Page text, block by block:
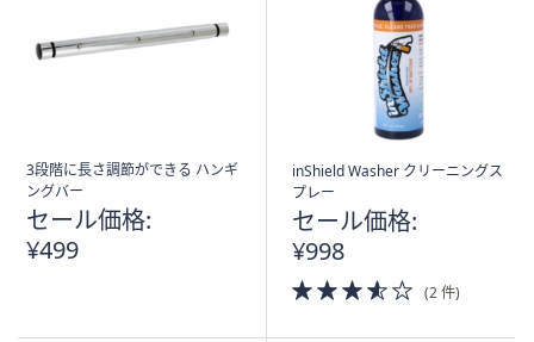
3段階に長さ調節ができる ハンギ
ングバー
セール価格:
¥499
inShield Washer クリーニングス
プレー
セール価格:
¥998
3.5
of
(2 件)